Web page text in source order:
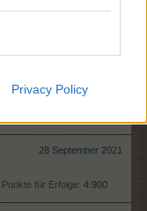
Privacy Policy
28 September 2021
28 September 2021
Punkte für Erfolge: 4.900